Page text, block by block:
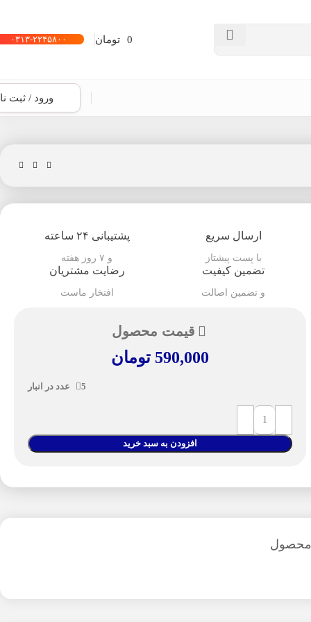
0 تومان ۰۳۱۳-۲۲۴۵۸۰۰
ورود / ثبت
ارسال سریع
با پست پیشتاز
پشتیبانی ۲۴ ساعته
و ۷ روز هفته
تضمین کیفیت
و تضمین اصالت
رضایت مشتریان
افتخار ماست
قیمت محصول
590,000 تومان
5 عدد در انبار
افزودن به سبد خرید
محصول